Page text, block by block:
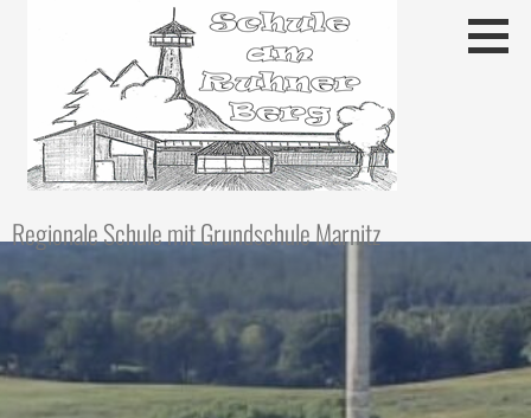
Regionale Schule mit Grundschule Marnitz